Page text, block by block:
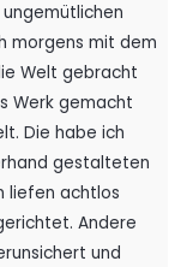
morgens mit dem
Welt gebracht
Werk gemacht
Die habe ich
gestalteten
liefen achtlos
Andere
und